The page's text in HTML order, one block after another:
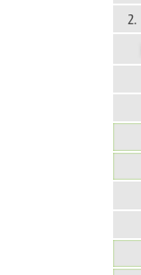
2.